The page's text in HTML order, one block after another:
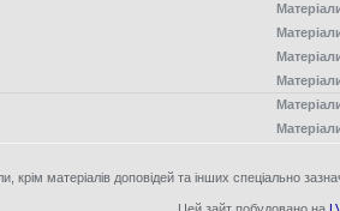
крім матеріалів доповідей та інших спеціально